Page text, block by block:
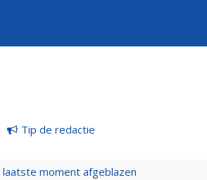
Tip de redactie
laatste moment afgeblazen